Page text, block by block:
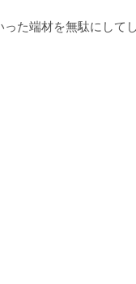
た端材を無駄にして